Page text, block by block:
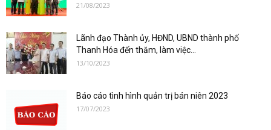
21/08/2023
Lãnh đạo Thành ủy, HĐND, UBND thành phố
Thanh Hóa đến thăm, làm việc...
13/10/2023
Báo cáo tình hình quản trị bán niên 2023
17/07/2023